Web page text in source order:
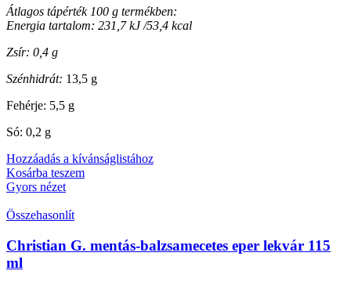
Átlagos tápérték 100 g termékben:
Energia tartalom: 231,7 kJ /53,4 kcal
Zsír: 0,4 g
Szénhidrát: 13,5 g
Fehérje: 5,5 g
Só: 0,2 g
Hozzáadás a kívánságlistához
Kosárba teszem
Gyors nézet
Összehasonlít
Christian G. mentás-balzsamecetes eper lekvár 115
ml